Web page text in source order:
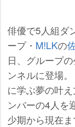
俳優で5人組ダ
ープ・ M!LKの
日、グループ
ンネルに登場
に学ぶ夢の叶
ンバーの4人を
少期から現在